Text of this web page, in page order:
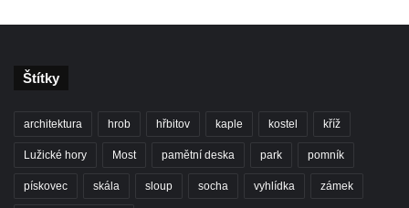
Kostel svatého Kryštofa v Kryštofově Údolí
Chloumku v Mělníku
Kaple svatého Jana Nepomuckého na
Chloumečku v Mělníku
Štítky
architektura hrob hřbitov kaple kostel kříž
Lužické hory Most pamětní deska park pomník
pískovec skála sloup socha vyhlídka zámek